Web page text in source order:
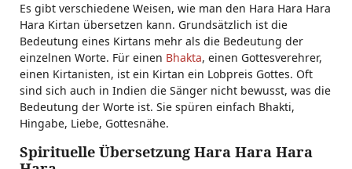
Es gibt verschiedene Weisen, wie man den Hara Hara Hara
Hara Kirtan übersetzen kann. Grundsätzlich ist die
Bedeutung eines Kirtans mehr als die Bedeutung der
einzelnen Worte. Für einen Bhakta, einen Gottesverehrer,
einen Kirtanisten, ist ein Kirtan ein Lobpreis Gottes. Oft
sind sich auch in Indien die Sänger nicht bewusst, was die
Bedeutung der Worte ist. Sie spüren einfach Bhakti,
Hingabe, Liebe, Gottesnähe.
Spirituelle Übersetzung Hara Hara Hara